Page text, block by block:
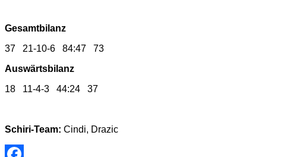
Gesamtbilanz
37 21-10-6 84:47 73
Auswärtsbilanz
18 11-4-3 44:24 37
Schiri-Team: Cindi, Drazic